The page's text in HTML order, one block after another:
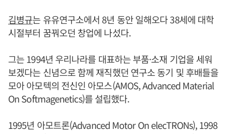
김병규는 유유연구소에서 8년 동안 일해오다 38세에 대학
시절부터 꿈꿔오던 창업에 나섰다.
그는 1994년 우리나라를 대표하는 부품·소재 기업을 세워
보겠다는 신념으로 함께 재직했던 연구소 동기 및 후배들을
모아 아모텍의 전신인 아모스(AMOS, Advanced Material
On Softmagenetics)를 설립했다.
1995년 아모트론(Advanced Motor On elecTRONs), 1998